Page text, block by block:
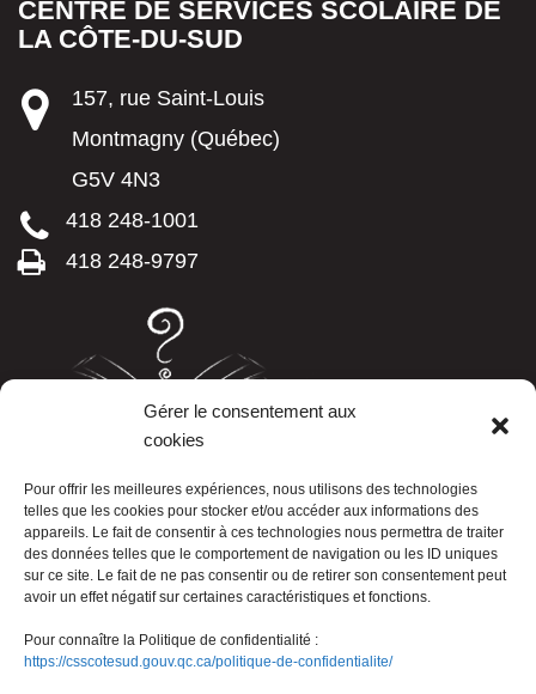
Gérer le consentement aux
cookies
Pour offrir les meilleures expériences, nous utilisons des technologies
telles que les cookies pour stocker et/ou accéder aux informations des
appareils. Le fait de consentir à ces technologies nous permettra de traiter
des données telles que le comportement de navigation ou les ID uniques
sur ce site. Le fait de ne pas consentir ou de retirer son consentement peut
avoir un effet négatif sur certaines caractéristiques et fonctions.
Pour connaître la Politique de confidentialité :
https://csscotesud.gouv.qc.ca/politique-de-confidentialite/
CENTRE DE SERVICES SCOLAIRE DE
LA CÔTE-DU-SUD
157, rue Saint-Louis
Montmagny (Québec)
G5V 4N3
418 248-1001
418 248-9797
LISTE TÉLÉPHONIQUE
Nous joindre